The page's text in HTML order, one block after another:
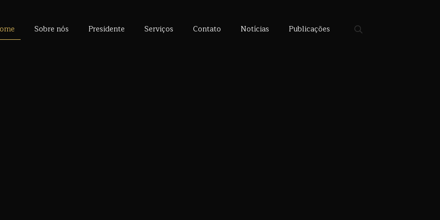
Sobre nós Presidente Serviços Contato Notícias Publicações